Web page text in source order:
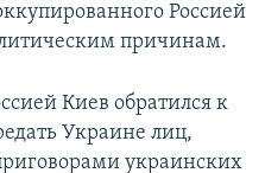
Россией
причинам.
Киев обратился к
Украине лиц,
украинских